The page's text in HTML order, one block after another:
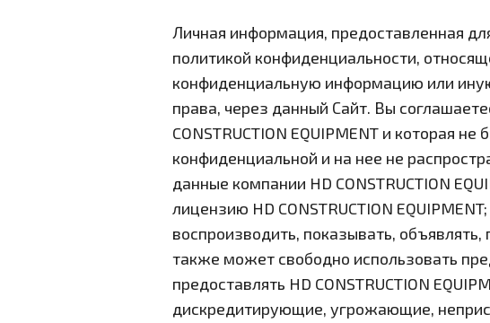
Личная информация, предоставленная
политикой конфиденциальности,
конфиденциальную информацию или
права, через данный Сайт. Вы
CONSTRUCTION EQUIPMENT и которая
конфиденциальной и на нее не
данные компании HD CONSTRUCTION
лицензию HD CONSTRUCTION
воспроизводить, показывать, объявлять,
также может свободно использовать
предоставлять HD CONSTRUCTION
дискредитирующие, угрожающие,